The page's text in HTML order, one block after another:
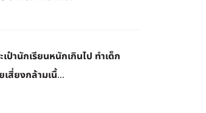
เป๋านักเรียนหนักเกินไป ทำเด็ก
เสี่ยงกล้ามเนื้...